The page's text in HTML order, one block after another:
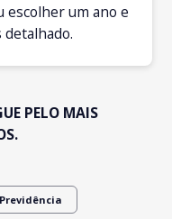
escolher um ano e
PELO MAIS
Previdência